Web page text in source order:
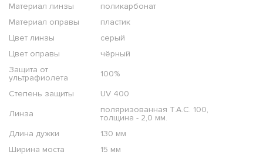
Материал линзы
поликарбонат
Материал оправы
пластик
Цвет линзы
серый
Цвет оправы
чёрный
Защита от
ультрафиолета
100%
Степень защиты
UV 400
Линза
поляризованная T.A.C. 100,
толщина - 2,0 мм.
Длина дужки
130 мм
Ширина моста
15 мм